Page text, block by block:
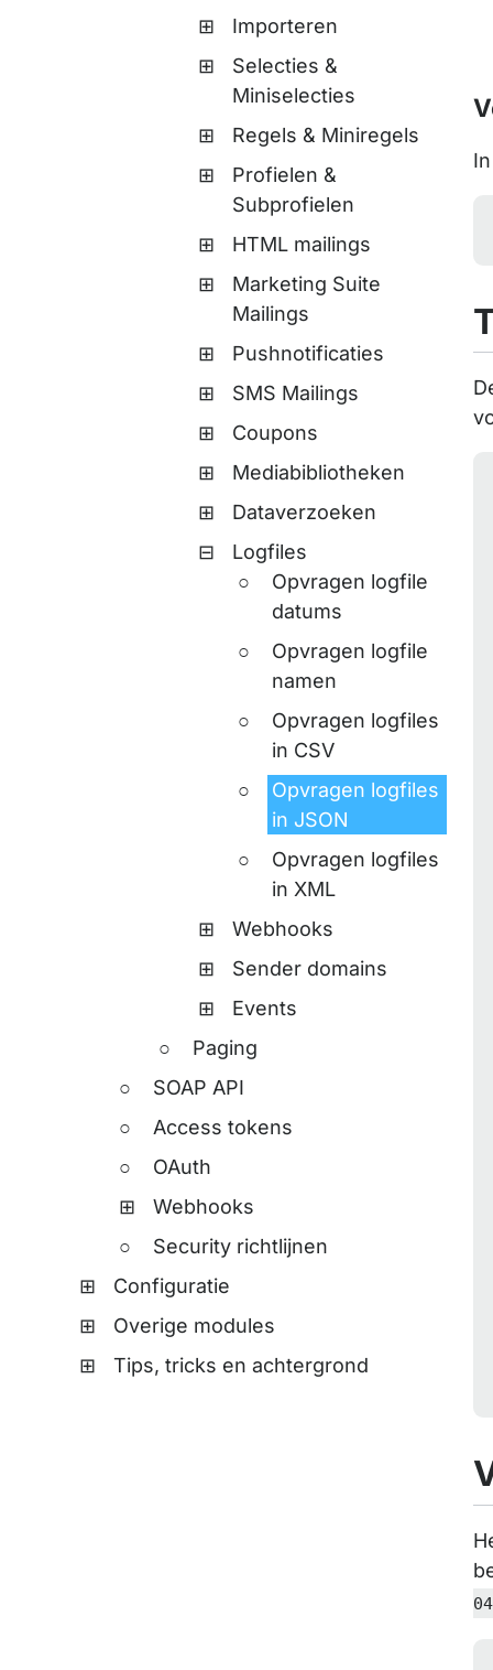
Importeren
Selecties &
Miniselecties
Regels & Miniregels
Profielen &
Subprofielen
HTML mailings
Marketing Suite
Mailings
Pushnotificaties
SMS Mailings
Coupons
Mediabibliotheken
Dataverzoeken
Logfiles
Opvragen logfile
datums
Opvragen logfile
namen
Opvragen logfiles
in CSV
Opvragen logfiles
in JSON
Opvragen logfiles
in XML
Webhooks
Sender domains
Events
Paging
SOAP API
Access tokens
OAuth
Webhooks
Security richtlijnen
Configuratie
Overige modules
Tips, tricks en achtergrond